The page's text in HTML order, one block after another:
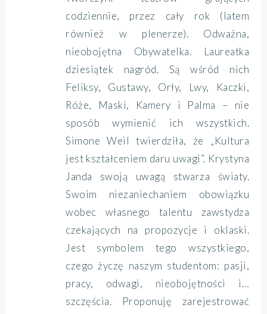
codziennie, przez cały rok (latem
również w plenerze). Odważna,
nieobojętna Obywatelka. Laureatka
dziesiątek nagród. Są wśród nich
Feliksy, Gustawy, Orły, Lwy, Kaczki,
Róże, Maski, Kamery i Palma – nie
sposób wymienić ich wszystkich.
Simone Weil twierdziła, że „Kultura
jest kształceniem daru uwagi”. Krystyna
Janda swoją uwagą stwarza światy.
Swoim niezaniechaniem obowiązku
wobec własnego talentu zawstydza
czekających na propozycje i oklaski.
Jest symbolem tego wszystkiego,
czego życzę naszym studentom: pasji,
pracy, odwagi, nieobojętności i…
szczęścia. Proponuję zarejestrować